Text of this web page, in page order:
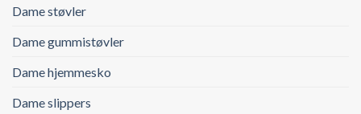
Dame støvler
Dame gummistøvler
Dame hjemmesko
Dame slippers